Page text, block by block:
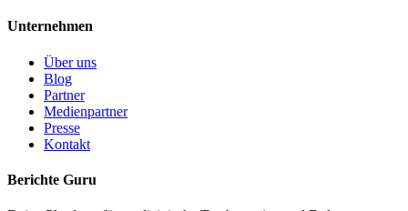
Unternehmen
Über uns
Blog
Partner
Medienpartner
Presse
Kontakt
Berichte Guru